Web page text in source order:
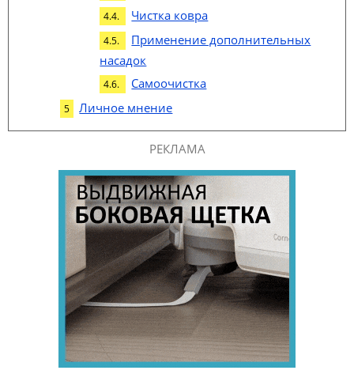
Чистка ковра
Применение дополнительных
насадок
Самоочистка
Личное мнение
РЕКЛАМА